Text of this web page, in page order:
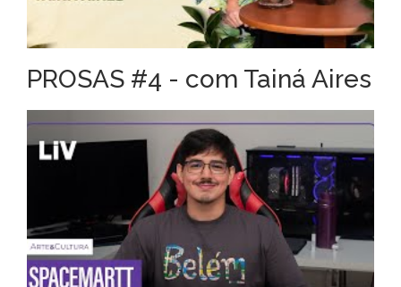
PROSAS #4 - com Tainá Aires